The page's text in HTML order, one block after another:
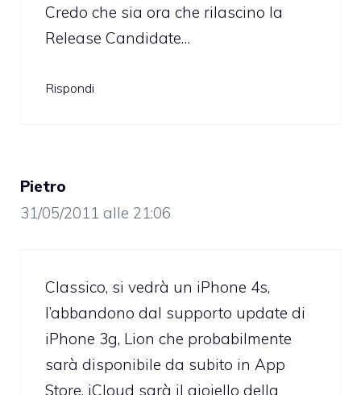
Credo che sia ora che rilascino la
Release Candidate…
Rispondi
Pietro
31/05/2011 alle 21:06
Classico, si vedrà un iPhone 4s,
l’abbandono dal supporto update di
iPhone 3g, Lion che probabilmente
sarà disponibile da subito in App
Store, iCloud sarà il gioiello della